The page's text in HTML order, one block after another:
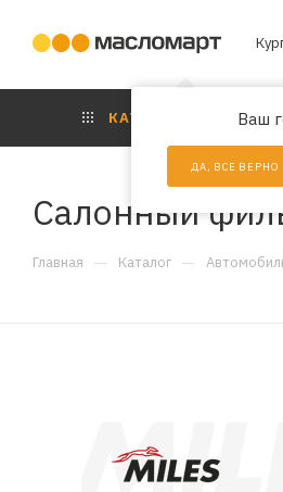
Ваш
ДА, ВСЕ ВЕРНО
КАТАЛОГ
Салонный
Главная — Каталог —